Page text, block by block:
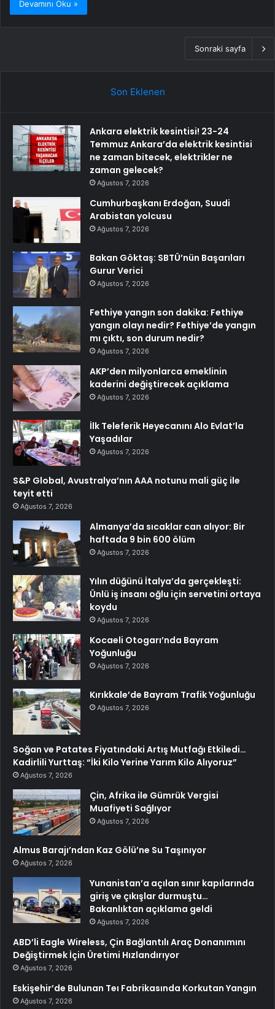
Devamını Oku »
Sonraki sayfa
Son Eklenen
Ankara elektrik kesintisi! 23-24
Temmuz Ankara’da elektrik kesintisi
ne zaman bitecek, elektrikler ne
zaman gelecek?
Ağustos 7, 2026
Cumhurbaşkanı Erdoğan, Suudi
Arabistan yolcusu
Ağustos 7, 2026
Bakan Göktaş: SBTÜ’nün Başarıları
Gurur Verici
Ağustos 7, 2026
Fethiye yangın son dakika: Fethiye
yangın olayı nedir? Fethiye’de yangın
mı çıktı, son durum nedir?
Ağustos 7, 2026
AKP’den milyonlarca emeklinin
kaderini değiştirecek açıklama
Ağustos 7, 2026
İlk Teleferik Heyecanını Alo Evlat’la
Yaşadılar
Ağustos 7, 2026
S&P Global, Avustralya’nın AAA notunu mali güç ile
teyit etti
Ağustos 7, 2026
Almanya’da sıcaklar can alıyor: Bir
haftada 9 bin 600 ölüm
Ağustos 7, 2026
Yılın düğünü İtalya’da gerçekleşti:
Ünlü iş insanı oğlu için servetini ortaya
koydu
Ağustos 7, 2026
Kocaeli Otogarı’nda Bayram
Yoğunluğu
Ağustos 7, 2026
Kırıkkale’de Bayram Trafik Yoğunluğu
Ağustos 7, 2026
Soğan ve Patates Fiyatındaki Artış Mutfağı Etkiledi…
Kadirlili Yurttaş: “İki Kilo Yerine Yarım Kilo Alıyoruz”
Ağustos 7, 2026
Çin, Afrika ile Gümrük Vergisi
Muafiyeti Sağlıyor
Ağustos 7, 2026
Almus Barajı’ndan Kaz Gölü’ne Su Taşınıyor
Ağustos 7, 2026
Yunanistan’a açılan sınır kapılarında
giriş ve çıkışlar durmuştu…
Bakanlıktan açıklama geldi
Ağustos 7, 2026
ABD’li Eagle Wireless, Çin Bağlantılı Araç Donanımını
Değiştirmek İçin Üretimi Hızlandırıyor
Ağustos 7, 2026
Eskişehir’de Bulunan Teı Fabrikasında Korkutan Yangın
Ağustos 7, 2026